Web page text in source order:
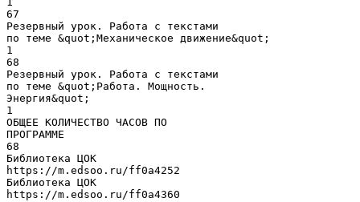
67
Резервный урок. Работа с текстами
по теме &quot;Механическое движение&quot;
1
68
Резервный урок. Работа с текстами
по теме &quot;Работа. Мощность.
Энергия&quot;
1
ОБЩЕЕ КОЛИЧЕСТВО ЧАСОВ ПО
ПРОГРАММЕ
68
Библиотека ЦОК
https://m.edsoo.ru/ff0a4252
Библиотека ЦОК
https://m.edsoo.ru/ff0a4360